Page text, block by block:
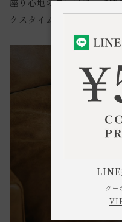
座り心地の良いソファで
クスタイムの質が向上しま
LINE
クー